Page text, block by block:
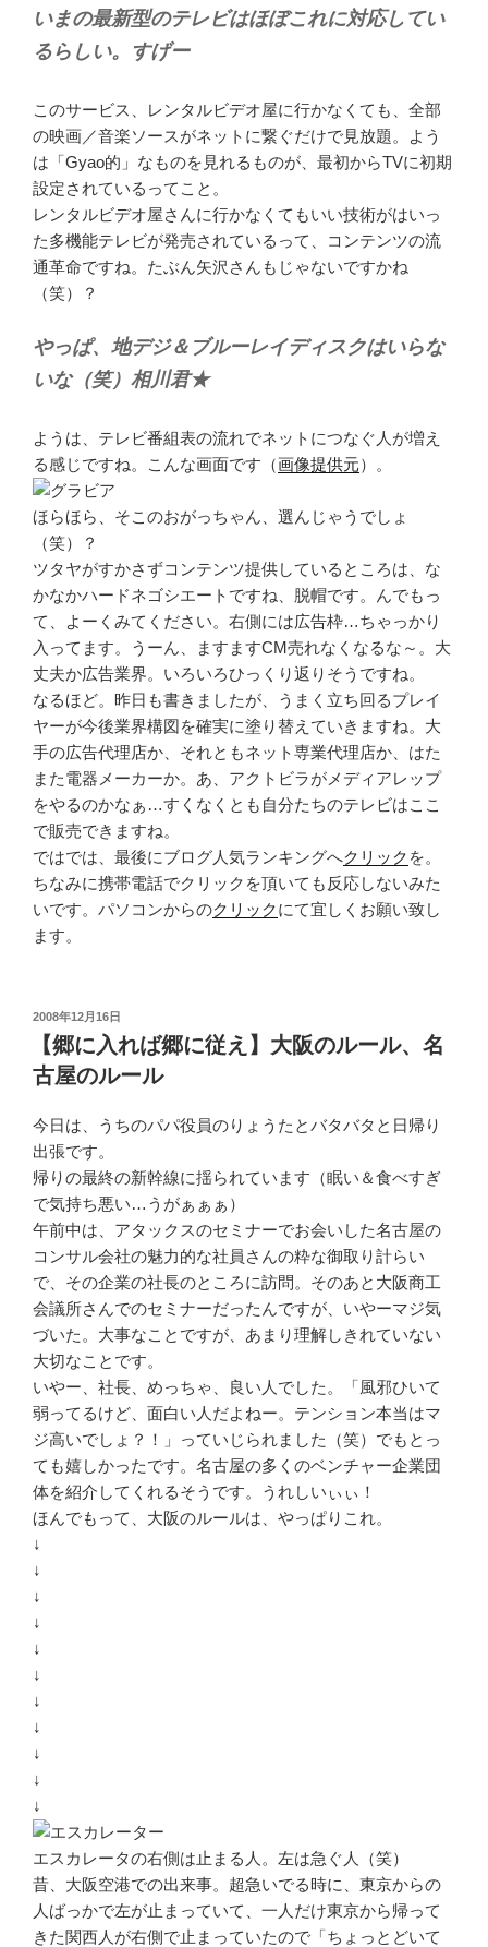
いまの最新型のテレビはほぼこれに対応してい
るらしい。すげー
このサービス、レンタルビデオ屋に行かなくても、全部
の映画／音楽ソースがネットに繋ぐだけで見放題。よう
は「Gyao的」なものを見れるものが、最初からTVに初期
設定されているってこと。
レンタルビデオ屋さんに行かなくてもいい技術がはいっ
た多機能テレビが発売されているって、コンテンツの流
通革命ですね。たぶん矢沢さんもじゃないですかね
（笑）？
やっぱ、地デジ＆ブルーレイディスクはいらな
いな（笑）相川君★
ようは、テレビ番組表の流れでネットにつなぐ人が増え
る感じですね。こんな画面です（画像提供元）。
ほらほら、そこのおがっちゃん、選んじゃうでしょ
（笑）？
ツタヤがすかさずコンテンツ提供しているところは、な
かなかハードネゴシエートですね、脱帽です。んでもっ
て、よーくみてください。右側には広告枠…ちゃっかり
入ってます。うーん、ますますCM売れなくなるな～。大
丈夫か広告業界。いろいろひっくり返りそうですね。
なるほど。昨日も書きましたが、うまく立ち回るプレイ
ヤーが今後業界構図を確実に塗り替えていきますね。大
手の広告代理店か、それともネット専業代理店か、はた
また電器メーカーか。あ、アクトビラがメディアレップ
をやるのかなぁ…すくなくとも自分たちのテレビはここ
で販売できますね。
ではでは、最後にブログ人気ランキングへクリック を。
ちなみに携帯電話でクリックを頂いても反応しないみた
いです。パソコンからのクリックにて宜しくお願い致し
ます。
投
日:
2008年12月16日
【郷に入れば郷に従え】大阪のルール、名
古屋のルール
今日は、うちのパパ役員のりょうたとバタバタと日帰り
出張です。
帰りの最終の新幹線に揺られています（眠い＆食べすぎ
で気持ち悪い…うがぁぁぁ）
午前中は、アタックスのセミナーでお会いした名古屋の
コンサル会社の魅力的な社員さんの粋な御取り計らい
で、その企業の社長のところに訪問。そのあと大阪商工
会議所さんでのセミナーだったんですが、いやーマジ気
づいた。大事なことですが、あまり理解しきれていない
大切なことです。
いやー、社長、めっちゃ、良い人でした。「風邪ひいて
弱ってるけど、面白い人だよねー。テンション本当はマ
ジ高いでしょ？！」っていじられました（笑）でもとっ
ても嬉しかったです。名古屋の多くのベンチャー企業団
体を紹介してくれるそうです。うれしいぃぃ！
ほんでもって、大阪のルールは、やっぱりこれ。
↓
↓
↓
↓
↓
↓
↓
↓
↓
↓
↓
エスカレータの右側は止まる人。左は急ぐ人（笑）
昔、大阪空港での出来事。超急いでる時に、東京からの
人ばっかで左が止まっていて、一人だけ東京から帰って
きた関西人が右側で止まっていたので「ちょっとどいて